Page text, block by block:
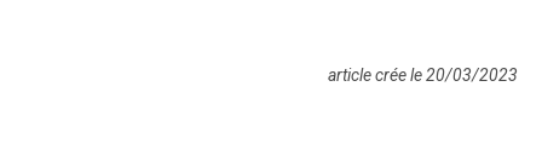
article crée le 20/03/2023